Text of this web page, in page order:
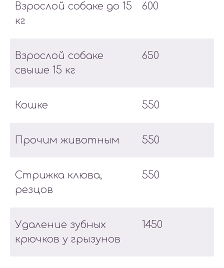
Взрослой собаке до 15
кг
600
Взрослой собаке
свыше 15 кг
650
Кошке 550
Прочим животным 550
Стрижка клюва,
резцов
550
Удаление зубных
крючков у грызунов
1450